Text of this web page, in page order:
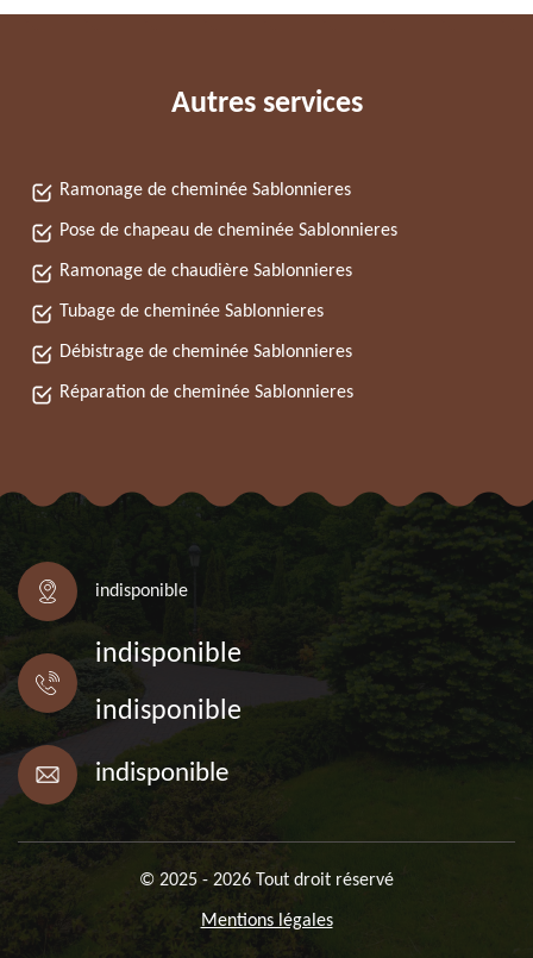
Autres services
Ramonage de cheminée Sablonnieres
Pose de chapeau de cheminée Sablonnieres
Ramonage de chaudière Sablonnieres
Tubage de cheminée Sablonnieres
Débistrage de cheminée Sablonnieres
Réparation de cheminée Sablonnieres
indisponible
indisponible
indisponible
indisponible
© 2025 - 2026 Tout droit réservé
Mentions légales